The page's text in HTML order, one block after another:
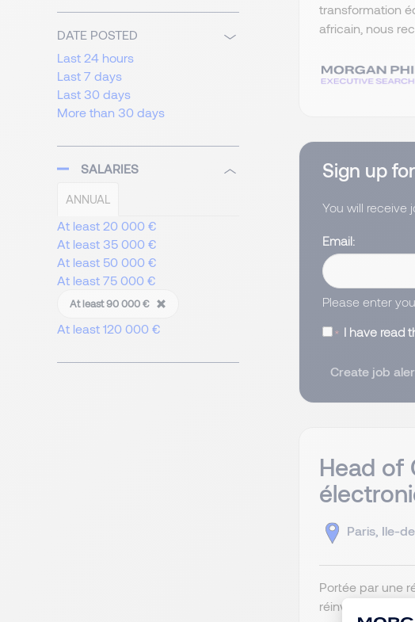
DATE POSTED
Last 24 hours
Last 7 days
Last 30 days
More than 30 days
SALARIES
ANNUAL
At least 20 000 €
At least 35 000 €
At least 50 000 €
At least 75 000 €
At least 90 000 €
At least 120 000 €
transformation
africain, nous
Sign up
You will receive
Email
Please enter
I have read
Create job
Head of
Paris, Ile-
Portée par une
réinvente les